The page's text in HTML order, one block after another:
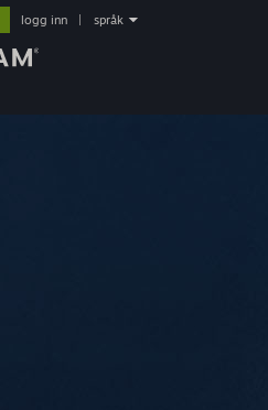
logg inn språk